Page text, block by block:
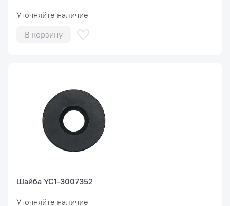
Уточняйте наличие
В корзину
Шайба YC1-3007352
Уточняйте наличие